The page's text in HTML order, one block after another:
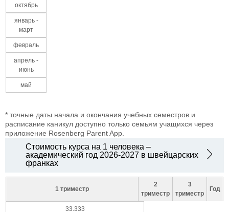
октябрь
январь -
март
февраль
апрель -
июнь
май
* точные даты начала и окончания учебных семестров и
расписание каникул доступно только семьям учащихся через
приложение Rosenberg Parent App.
Стоимость курса на 1 человека –
академический год 2026-2027 в швейцарских
франках
1 триместр
2
триместр
3
триместр
Год
33.333